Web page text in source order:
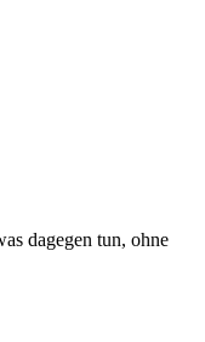
dagegen tun, ohne